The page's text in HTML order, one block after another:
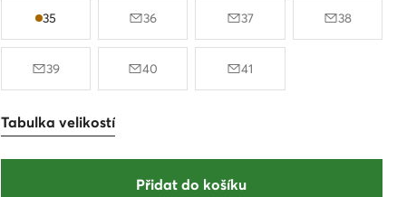
35 36 37 38
39 40 41
Tabulka velikostí
Přidat do košíku